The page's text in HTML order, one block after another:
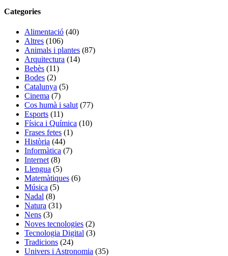
Categories
Alimentació (40)
Altres (106)
Animals i plantes (87)
Arquitectura (14)
Bebès (11)
Bodes (2)
Catalunya (5)
Cinema (7)
Cos humà i salut (77)
Esports (11)
Física i Química (10)
Frases fetes (1)
Història (44)
Informàtica (7)
Internet (8)
Llengua (5)
Matemàtiques (6)
Música (5)
Nadal (8)
Natura (31)
Nens (3)
Noves tecnologies (2)
Tecnologia Digital (3)
Tradicions (24)
Univers i Astronomia (35)